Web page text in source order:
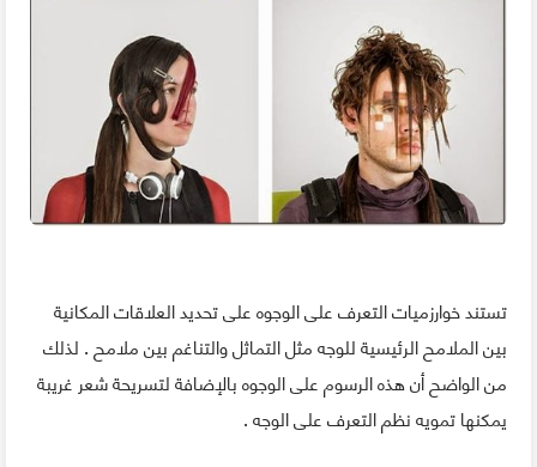
تستند خوارزميات التعرف على الوجوه على تحديد العلاقات المكانية
بين الملامح الرئيسية للوجه مثل التماثل والتناغم بين ملامح . لذلك
من الواضح أن هذه الرسوم على الوجوه بالإضافة لتسريحة شعر غريبة
يمكنها تمويه نظم التعرف على الوجه .